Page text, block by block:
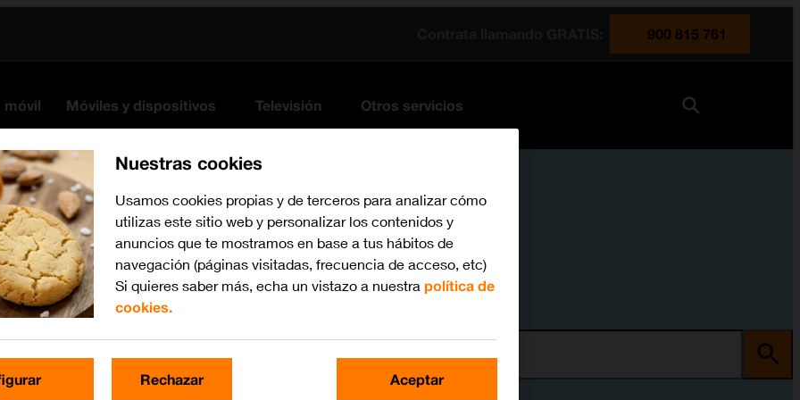
900 815 761
móvil Móviles y dispositivos Televisión Otros servicios
Nuestras cookies
Usamos cookies propias y de terceros para analizar cómo
utilizas este sitio web y personalizar los contenidos y
anuncios que te mostramos en base a tus hábitos de
navegación (páginas visitadas, frecuencia de acceso, etc)
Si quieres saber más, echa un vistazo a nuestra política de
cookies.
Rechazar Aceptar